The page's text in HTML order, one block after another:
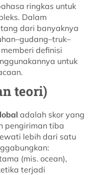
ringkas untuk
Dalam
dari banyaknya
definisi
untuk
teori)
adalah skor yang
pengiriman tiba
lebih dari satu
(mis. ocean),
terjadi